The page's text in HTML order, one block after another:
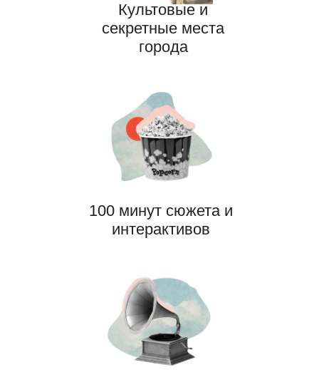
100 минут сюжета и
интерактивов
Культовые и
секретные места
города